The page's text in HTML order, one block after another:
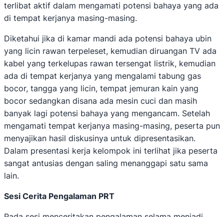
terlibat aktif dalam mengamati potensi bahaya yang ada
di tempat kerjanya masing-masing.
Diketahui jika di kamar mandi ada potensi bahaya ubin
yang licin rawan terpeleset, kemudian diruangan TV ada
kabel yang terkelupas rawan tersengat listrik, kemudian
ada di tempat kerjanya yang mengalami tabung gas
bocor, tangga yang licin, tempat jemuran kain yang
bocor sedangkan disana ada mesin cuci dan masih
banyak lagi potensi bahaya yang mengancam. Setelah
mengamati tempat kerjanya masing-masing, peserta pun
menyajikan hasil diskusinya untuk dipresentasikan.
Dalam presentasi kerja kelompok ini terlihat jika peserta
sangat antusias dengan saling menanggapi satu sama
lain.
Sesi Cerita Pengalaman PRT